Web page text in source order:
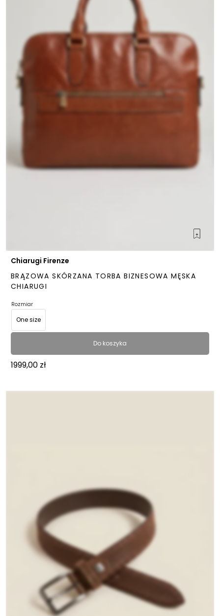
Chiarugi Firenze
BRĄZOWA SKÓRZANA TORBA BIZNESOWA MĘSKA
CHIARUGI
Rozmiar
One size
Do koszyka
1999,00 zł